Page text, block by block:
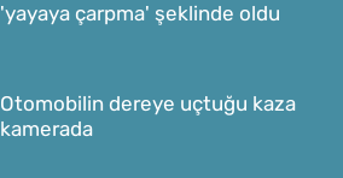
'yayaya çarpma' şeklinde oldu
Otomobilin dereye uçtuğu kaza
kamerada